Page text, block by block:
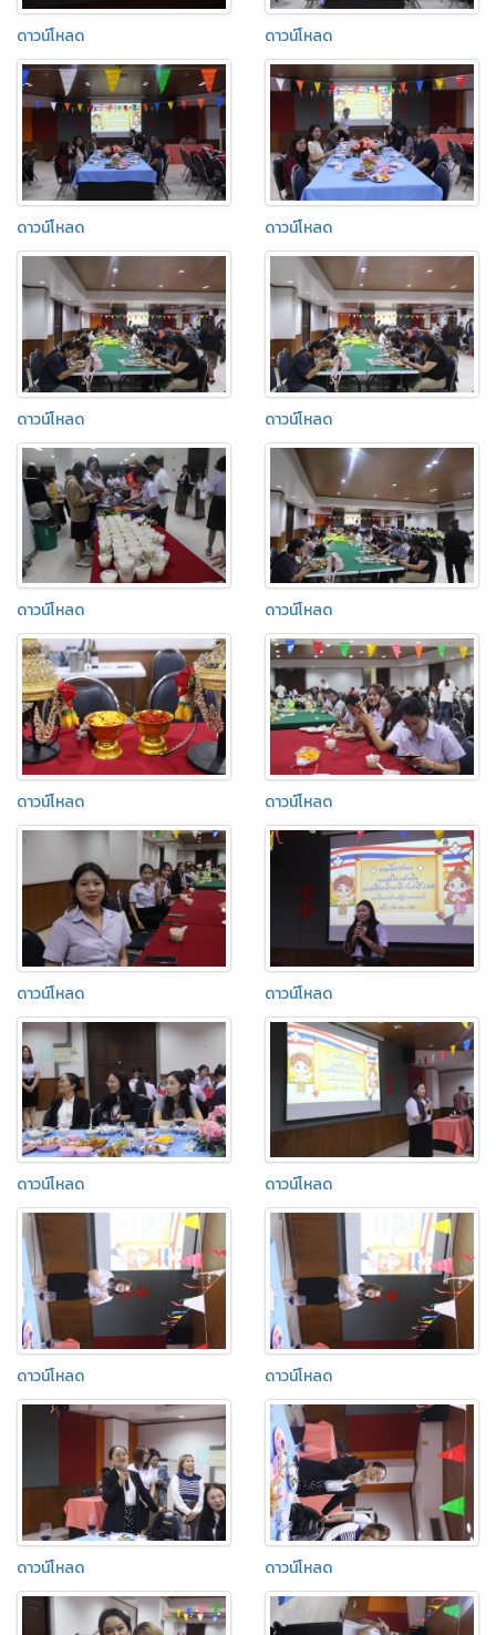
ดาวน์โหลด ดาวน์โหลด
ดาวน์โหลด ดาวน์โหลด
ดาวน์โหลด ดาวน์โหลด
ดาวน์โหลด ดาวน์โหลด
ดาวน์โหลด ดาวน์โหลด
ดาวน์โหลด ดาวน์โหลด
ดาวน์โหลด ดาวน์โหลด
ดาวน์โหลด ดาวน์โหลด
ดาวน์โหลด ดาวน์โหลด